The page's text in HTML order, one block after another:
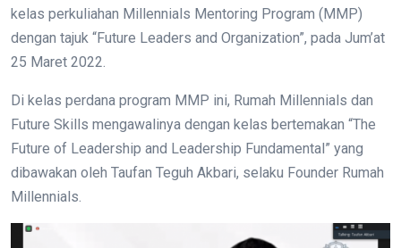
kelas perkuliahan Millennials Mentoring Program (MMP)
dengan tajuk “Future Leaders and Organization”, pada Jum’at
25 Maret 2022.
Di kelas perdana program MMP ini, Rumah Millennials dan
Future Skills mengawalinya dengan kelas bertemakan “The
Future of Leadership and Leadership Fundamental” yang
dibawakan oleh Taufan Teguh Akbari, selaku Founder Rumah
Millennials.